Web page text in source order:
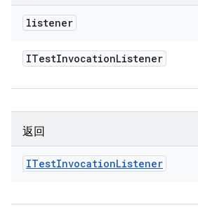
listener
ITestInvocationListener
返回
ITestInvocationListener